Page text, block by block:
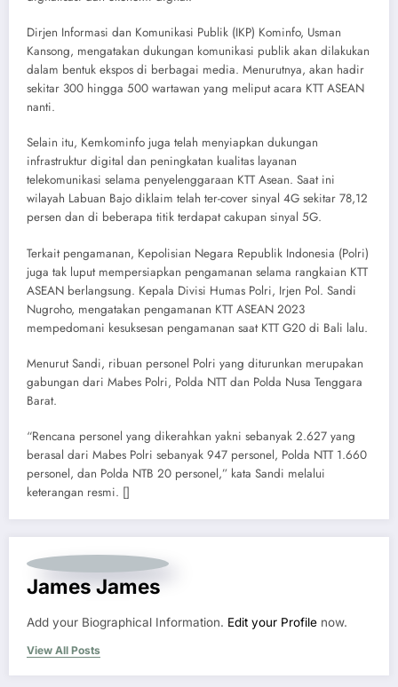
Dirjen Informasi dan Komunikasi Publik (IKP) Kominfo, Usman
Kansong, mengatakan dukungan komunikasi publik akan dilakukan
dalam bentuk ekspos di berbagai media. Menurutnya, akan hadir
sekitar 300 hingga 500 wartawan yang meliput acara KTT ASEAN
nanti.
Selain itu, Kemkominfo juga telah menyiapkan dukungan
infrastruktur digital dan peningkatan kualitas layanan
telekomunikasi selama penyelenggaraan KTT Asean. Saat ini
wilayah Labuan Bajo diklaim telah ter-cover sinyal 4G sekitar 78,12
persen dan di beberapa titik terdapat cakupan sinyal 5G.
Terkait pengamanan, Kepolisian Negara Republik Indonesia (Polri)
juga tak luput mempersiapkan pengamanan selama rangkaian KTT
ASEAN berlangsung. Kepala Divisi Humas Polri, Irjen Pol. Sandi
Nugroho, mengatakan pengamanan KTT ASEAN 2023
mempedomani kesuksesan pengamanan saat KTT G20 di Bali lalu.
Menurut Sandi, ribuan personel Polri yang diturunkan merupakan
gabungan dari Mabes Polri, Polda NTT dan Polda Nusa Tenggara
Barat.
“Rencana personel yang dikerahkan yakni sebanyak 2.627 yang
berasal dari Mabes Polri sebanyak 947 personel, Polda NTT 1.660
personel, dan Polda NTB 20 personel,” kata Sandi melalui
keterangan resmi. []
James James
Add your Biographical Information. Edit your Profile now.
View All Posts